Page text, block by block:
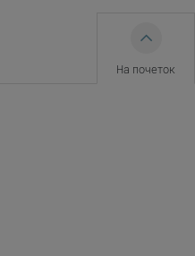
На почеток